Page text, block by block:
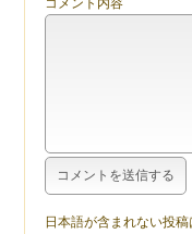
日本語が含まれない投